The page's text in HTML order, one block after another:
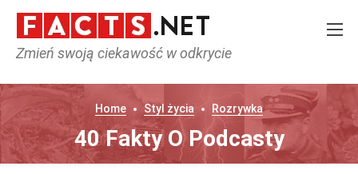
Zmień swoją ciekawość w odkrycie
Home Styl życia Rozrywka
40 Fakty O Podcasty